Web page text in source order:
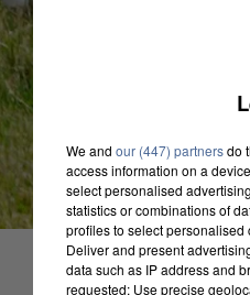
We and our (447) partnersdo
access information on a
select personalised
statistics or combinations of
profiles to select personalised
Deliver and present
data such as IP address and
requested; Use precise